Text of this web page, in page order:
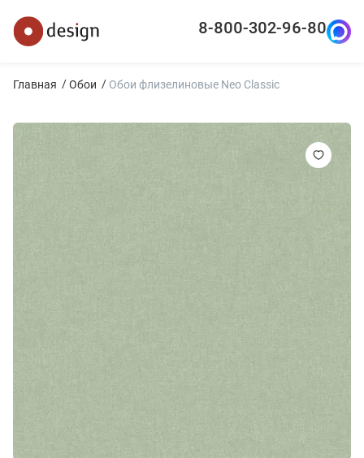
8-800-302-96-80
Главная Обои Обои флизелиновые Neo Classic